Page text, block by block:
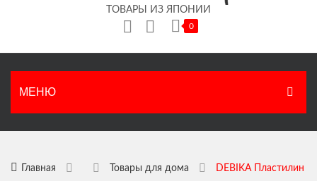
ТОВАРЫ ИЗ ЯПОНИИ
0
МЕНЮ
ГЛАВНАЯ
КАТАЛОГ
Главная Товары для дома
DEBIKA Пластилин